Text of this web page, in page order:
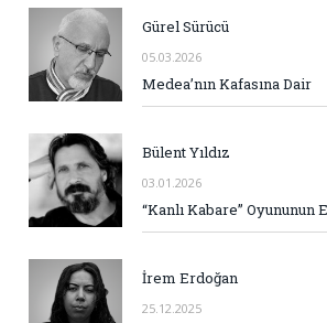
Gürel Sürücü
05.03.2026
Medea’nın Kafasına Dair
Bülent Yıldız
03.01.2026
“Kanlı Kabare” Oyununun
İrem Erdoğan
25.12.2025